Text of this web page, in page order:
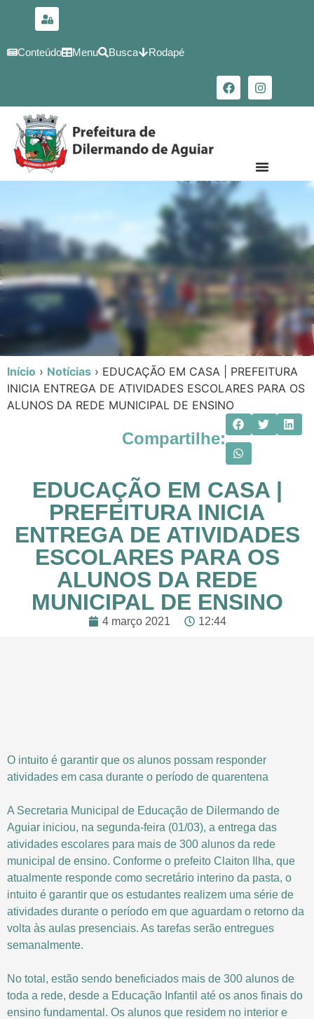
conteúdo
Conteúdo Menu Busca Rodapé
Início › Notícias › EDUCAÇÃO EM CASA | PREFEITURA
INICIA ENTREGA DE ATIVIDADES ESCOLARES PARA OS
ALUNOS DA REDE MUNICIPAL DE ENSINO
Compartilhe:
EDUCAÇÃO EM CASA |
PREFEITURA INICIA
ENTREGA DE ATIVIDADES
ESCOLARES PARA OS
ALUNOS DA REDE
MUNICIPAL DE ENSINO
4 março 2021 12:44
O intuito é garantir que os alunos possam responder
atividades em casa durante o período de quarentena
A Secretaria Municipal de Educação de Dilermando de
Aguiar iniciou, na segunda-feira (01/03), a entrega das
atividades escolares para mais de 300 alunos da rede
municipal de ensino. Conforme o prefeito Claiton Ilha, que
atualmente responde como secretário interino da pasta, o
intuito é garantir que os estudantes realizem uma série de
atividades durante o período em que aguardam o retorno da
volta às aulas presenciais. As tarefas serão entregues
semanalmente.
No total, estão sendo beneficiados mais de 300 alunos de
toda a rede, desde a Educação Infantil até os anos finais do
ensino fundamental. Os alunos que residem no interior e